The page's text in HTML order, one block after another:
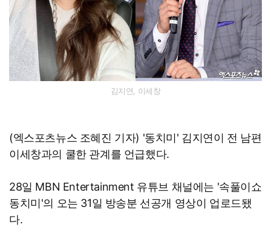
김지연, 이세창
(엑스포츠뉴스 조혜진 기자) '동치미' 김지연이 전 남편
이세창과의 쿨한 관계를 언급했다.
28일 MBN Entertainment 유튜브 채널에는 '속풀이쇼
동치미'의 오는 31일 방송분 선공개 영상이 업로드됐
다.